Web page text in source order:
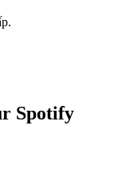
Spotify